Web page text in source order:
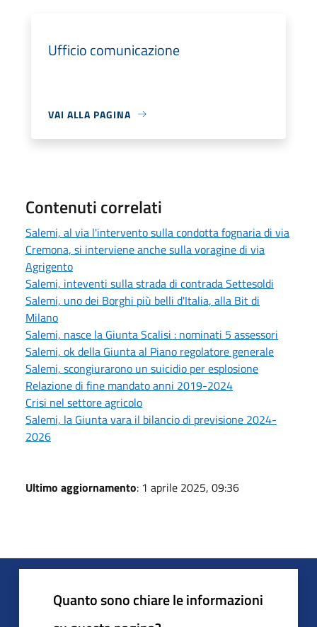
Ufficio comunicazione
VAI ALLA PAGINA
Contenuti correlati
Salemi, al via l'intervento sulla condotta fognaria di via
Cremona, si interviene anche sulla voragine di via
Agrigento
Salemi, inteventi sulla strada di contrada Settesoldi
Salemi, uno dei Borghi più belli d'Italia, alla Bit di
Milano
Salemi, nasce la Giunta Scalisi : nominati 5 assessori
Salemi, ok della Giunta al Piano regolatore generale
Salemi, scongiurarono un suicidio per esplosione
Relazione di fine mandato anni 2019-2024
Crisi nel settore agricolo
Salemi, la Giunta vara il bilancio di previsione 2024-
2026
Ultimo aggiornamento: 1 aprile 2025, 09:36
Quanto sono chiare le informazioni